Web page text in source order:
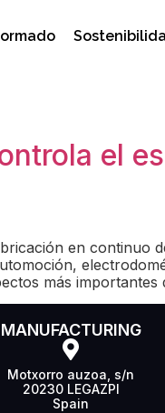
el
en continuo
más importantes
MANUFACTURING
Motxorro auzoa, s/n
20230 LEGAZPI
Spain